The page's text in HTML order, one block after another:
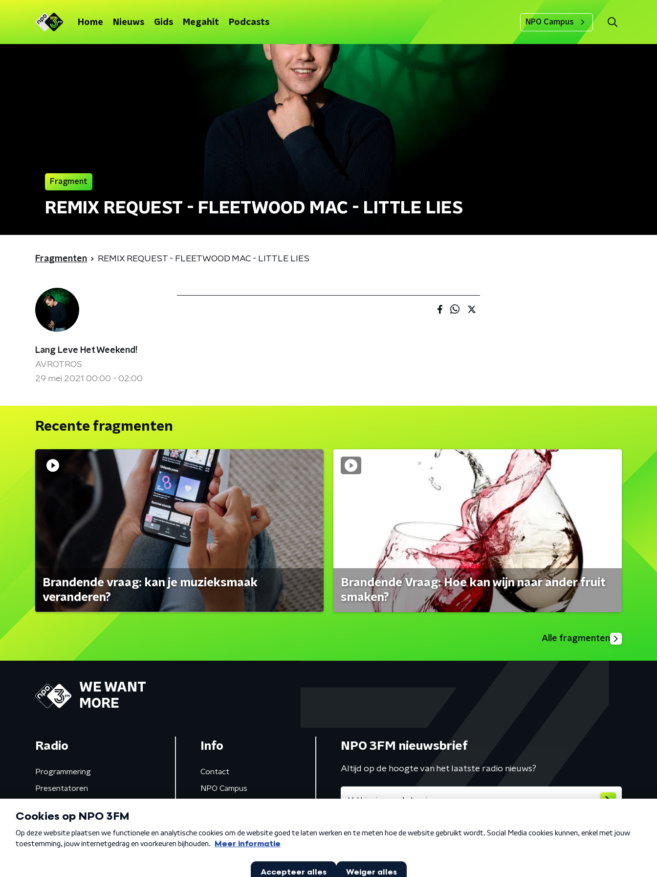
Home Nieuws Gids Megahit Podcasts NPO Campus
Fragment
REMIX REQUEST - FLEETWOOD MAC - LITTLE LIES
Fragmenten REMIX REQUEST - FLEETWOOD MAC - LITTLE LIES
Lang Leve Het Weekend!
AVROTROS
29 mei 2021 00:00 - 02:00
Recente fragmenten
Brandende vraag: kan je muzieksmaak
veranderen?
Brandende Vraag: Hoe kan wijn naar ander fruit
smaken?
Alle fragmenten
WE WANT
MORE
Radio
Programmering
Presentatoren
Gemist
Info
Contact
NPO Campus
NPO 3FM nieuwsbrief
Altijd op de hoogte van het laatste radio nieuws?
Algemene voorwaarden Privacybeleid